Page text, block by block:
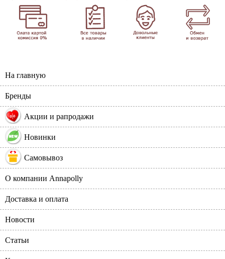
На главную
Бренды
% Акции и рапродажи
Новинки
Самовывоз
О компании Annapolly
Доставка и оплата
Новости
Статьи